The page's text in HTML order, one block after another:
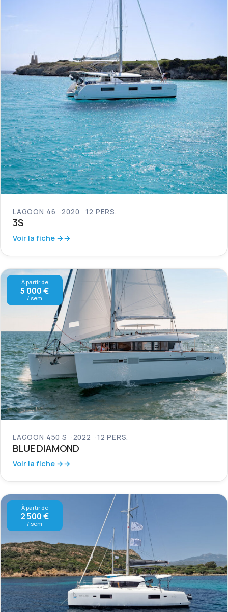
LAGOON 46 2020 12 PERS.
3S
Voir la fiche →
À partir de
5 000 €
/ sem
LAGOON 450 S 2022 12 PERS.
BLUE DIAMOND
Voir la fiche →
À partir de
2 500 €
/ sem